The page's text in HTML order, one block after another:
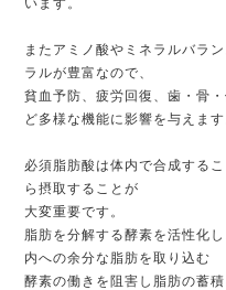
またアミノ酸やミネラルバラ
ラルが豊富なので、
貧血予防、疲労回復、歯・骨
ど多様な機能に影響を与えます
必須脂肪酸は体内で合成する
ら摂取することが
大変重要です。
脂肪を分解する酵素を活性化
内への余分な脂肪を取り込む
酵素の働きを阻害し脂肪の蓄積